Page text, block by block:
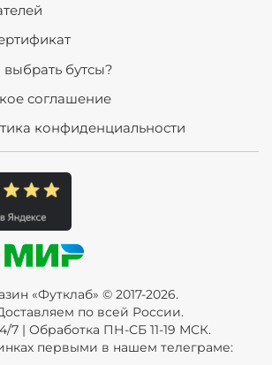
бутсы?
соглашение
конфиденциальности
«Футклаб» © 2017-2026.
по всей России.
7 | Обработка ПН-СБ 11-19 МСК.
первыми в нашем телеграме: